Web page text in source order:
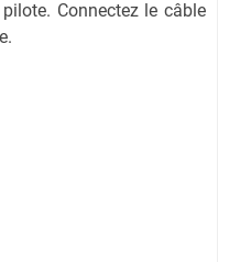
Connectez le câble